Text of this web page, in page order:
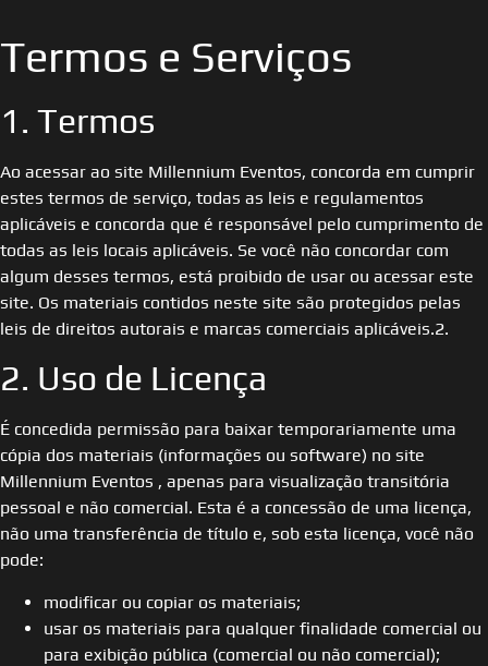
Termos e Serviços
1. Termos
Ao acessar ao site Millennium Eventos, concorda em cumprir
estes termos de serviço, todas as leis e regulamentos
aplicáveis ​​e concorda que é responsável pelo cumprimento de
todas as leis locais aplicáveis. Se você não concordar com
algum desses termos, está proibido de usar ou acessar este
site. Os materiais contidos neste site são protegidos pelas
leis de direitos autorais e marcas comerciais aplicáveis.2.
2. Uso de Licença
É concedida permissão para baixar temporariamente uma
cópia dos materiais (informações ou software) no site
Millennium Eventos , apenas para visualização transitória
pessoal e não comercial. Esta é a concessão de uma licença,
não uma transferência de título e, sob esta licença, você não
pode:
modificar ou copiar os materiais;
usar os materiais para qualquer finalidade comercial ou
para exibição pública (comercial ou não comercial);